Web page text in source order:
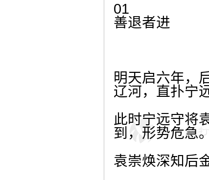
01
善退者进
明天启六年，
辽河，直扑宁
此时宁远守将
到，形势危急。
袁崇焕深知后